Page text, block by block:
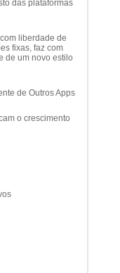
das plataformas
liberdade de
fixas, faz com
de um novo estilo
de Outros Apps
o crescimento